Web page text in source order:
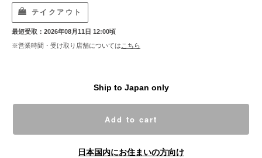
テイクアウト
最短受取：2026年08月11日 12:00頃
※営業時間・受け取り店舗については こちら
Ship to Japan only
Add to cart
日本国内にお住まいの方向け